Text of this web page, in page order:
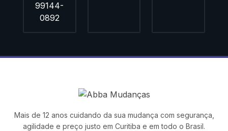
99144-
0892
Mais de 12 anos cuidando da sua mudança com segurança,
agilidade e preço justo em Curitiba e em todo o Brasil.